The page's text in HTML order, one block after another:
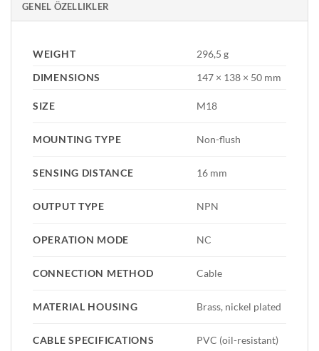
GENEL ÖZELLIKLER
WEIGHT
296,5 g
DIMENSIONS
147 × 138 × 50 mm
SIZE M18
MOUNTING TYPE Non-flush
SENSING DISTANCE 16 mm
OUTPUT TYPE NPN
OPERATION MODE NC
CONNECTION METHOD Cable
MATERIAL HOUSING Brass, nickel plated
CABLE SPECIFICATIONS PVC (oil-resistant)